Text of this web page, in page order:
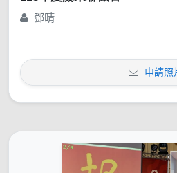
鄧晴
申請照